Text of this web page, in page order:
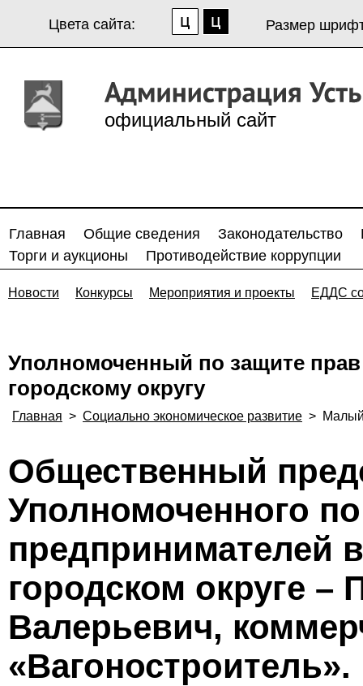
Цвета сайта: Размер
официальный сайт
Главная Общие сведения Законодательство
Торги и аукционы
Противодействие коррупции
Новости Конкурсы Мероприятия и проекты ЕДДС
Уполномоченный по защите
городскому округу
Главная > Социально экономическое развитие >
Общественный
Уполномоченного
предпринимателей
городском округе –
Валерьевич,
«Вагоностроитель».